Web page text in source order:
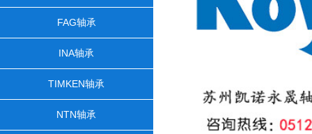
FAG轴承
INA轴承
TIMKEN轴承
NTN轴承